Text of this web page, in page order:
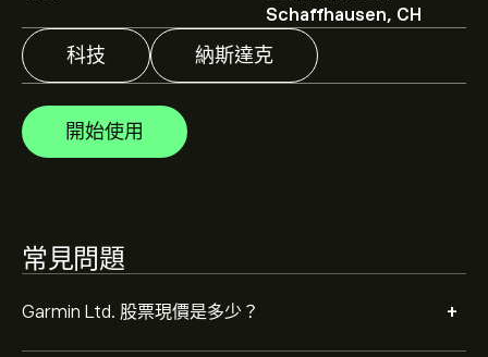
Schaffhausen, CH
科技 納斯達克
開始使用
常見問題
Garmin Ltd. 股票現價是多少？ +
的預測。查看最新預測以了解未來價格走勢。
Garmin Ltd. 的市值是 ‎$‎59.96B 美元
根據 4 位分析師在過去三個月對 GRMN 的建議，整體共